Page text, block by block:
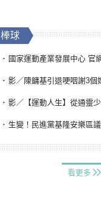
棒球
國家運動產業發展中心 官網與品牌識
影／陳鏞基引退哽咽謝3個媽媽 最大
影／【運動人生】從通靈少女到無任所大使 劉柏君
生變！民進黨基隆安樂區議員提名人黃永翔突
看更多